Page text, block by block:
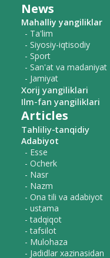
News
Mahalliy yangiliklar
- Ta'lim
- Siyosiy-iqtisodiy
- Sport
- San'at va madaniyat
- Jamiyat
Xorij yangiliklari
Ilm-fan yangiliklari
Articles
Tahliliy-tanqidiy
Adabiyot
- Esse
- Ocherk
- Nasr
- Nazm
- Ona tili va adabiyot
- ustama
- tadqiqot
- tafsilot
- Mulohaza
- Jadidlar xazinasidan